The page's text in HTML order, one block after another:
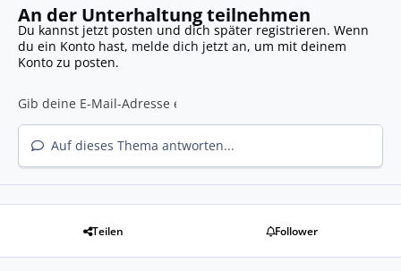
An der Unterhaltung teilnehmen
Du kannst jetzt posten und dich später registrieren. Wenn
du ein Konto hast, melde dich jetzt an, um mit deinem
Konto zu posten.
Auf dieses Thema antworten...
Teilen Follower